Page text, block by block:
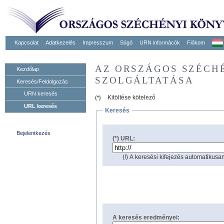
Kapcsolat Adatkezelés Impresszum Súgó URN informácók Fiókom
Kezdőlap
Keresés/Feldolgozás
URN keresés
URL keresés
Bejelentkezés
AZ ORSZÁGOS
SZOLGÁLTATÁSA
(*)
Kitöltése kötelező
Keresés
(*) URL:
(!) A keresési kifejezés
A keresés eredményei: